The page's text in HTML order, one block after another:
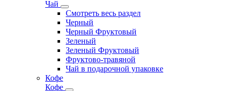
Чай
Смотреть весь раздел
Черный
Черный Фруктовый
Зеленый
Зеленый Фруктовый
Фруктово-травяной
Чай в подарочной упаковке
Кофе
Кофе